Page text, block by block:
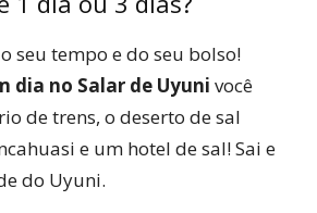
seu tempo e do seu bolso!
dia no Salar de Uyuni você
de trens, o deserto de sal
e um hotel de sal! Sai e
do Uyuni.